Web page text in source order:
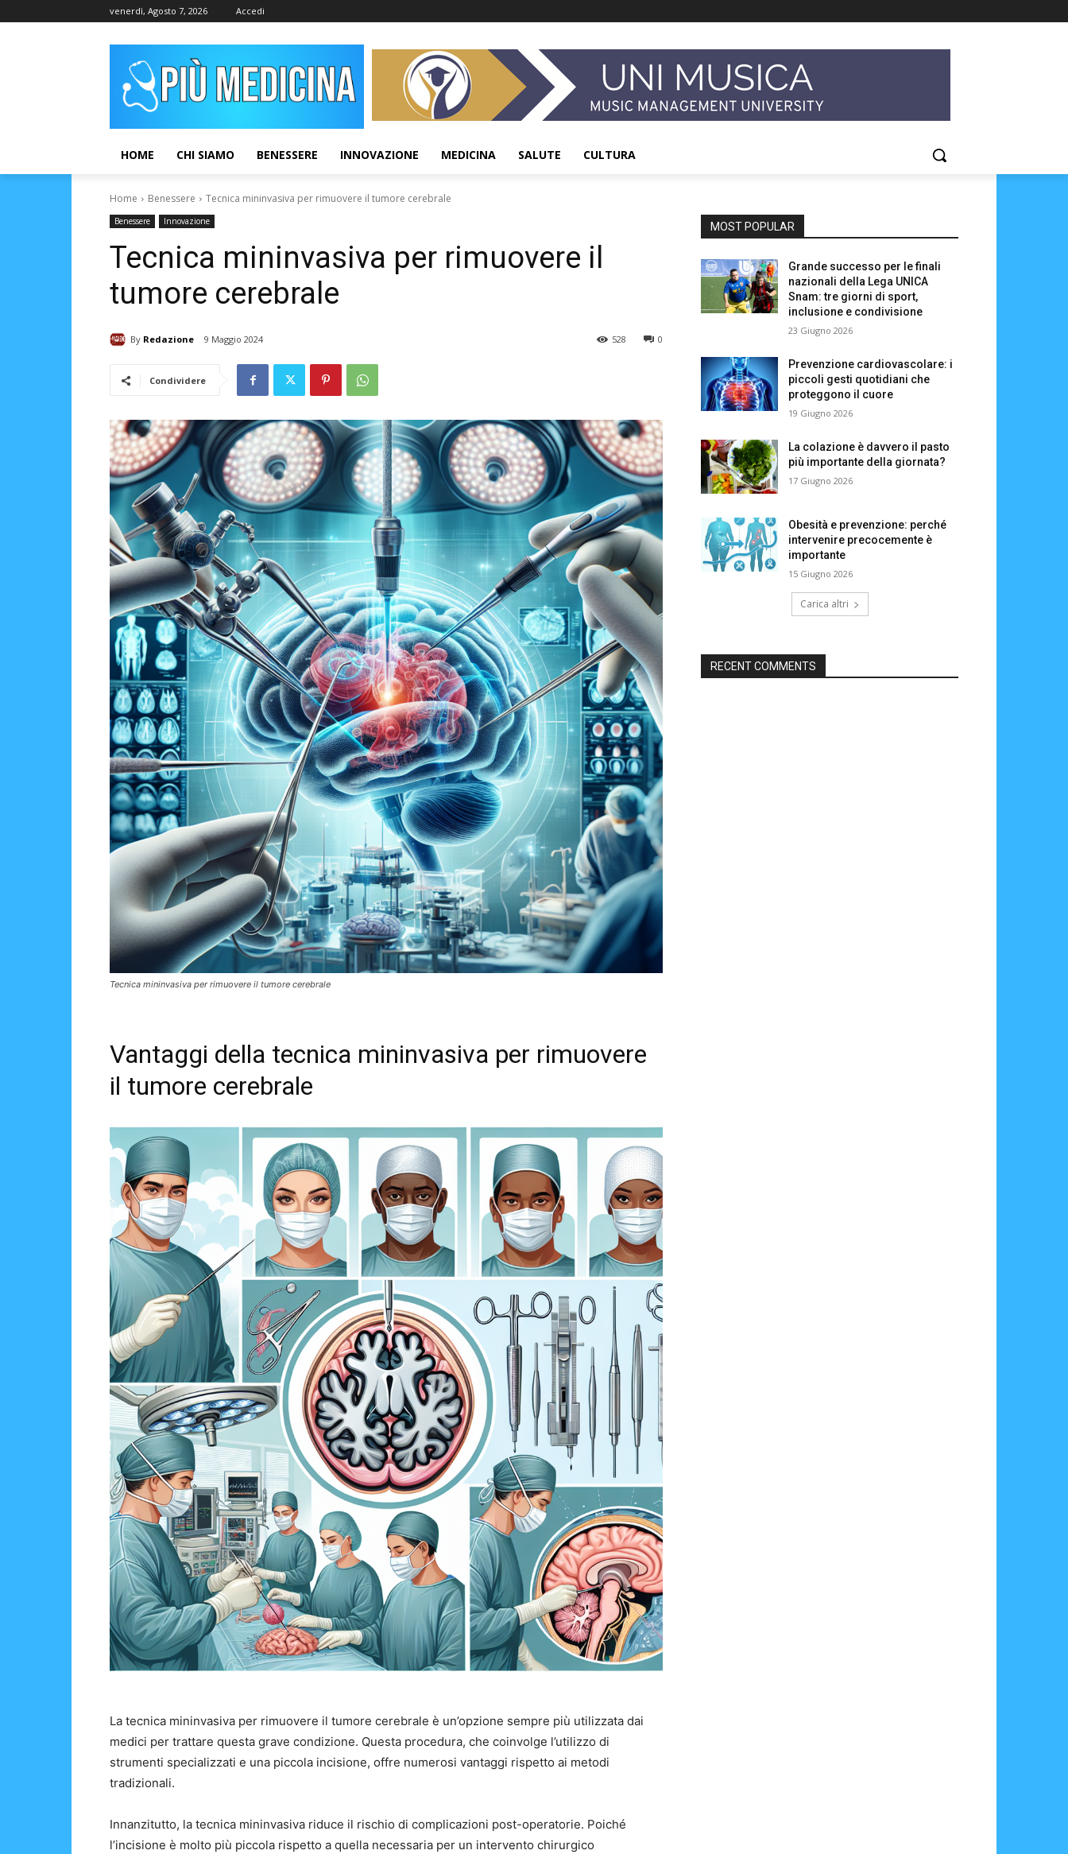
venerdì, Agosto 7, 2026 Accedi
HOME CHI SIAMO BENESSERE INNOVAZIONE MEDICINA SALUTE CULTURA
Home Benessere Tecnica mininvasiva per rimuovere il tumore cerebrale
Benessere Innovazione
Tecnica mininvasiva per rimuovere il
tumore cerebrale
By Redazione 9 Maggio 2024 0
528
Condividere
Tecnica mininvasiva per rimuovere il tumore cerebrale
Vantaggi della tecnica mininvasiva per rimuovere
il tumore cerebrale
La tecnica mininvasiva per rimuovere il tumore cerebrale è un’opzione sempre più utilizzata dai
medici per trattare questa grave condizione. Questa procedura, che coinvolge l’utilizzo di
strumenti specializzati e una piccola incisione, offre numerosi vantaggi rispetto ai metodi
tradizionali.
Innanzitutto, la tecnica mininvasiva riduce il rischio di complicazioni post-operatorie. Poiché
l’incisione è molto più piccola rispetto a quella necessaria per un intervento chirurgico
MOST POPULAR
Grande successo per le finali
nazionali della Lega UNICA
Snam: tre giorni di sport,
inclusione e condivisione
23 Giugno 2026
Prevenzione cardiovascolare: i
piccoli gesti quotidiani che
proteggono il cuore
19 Giugno 2026
La colazione è davvero il pasto
più importante della giornata?
17 Giugno 2026
Obesità e prevenzione: perché
intervenire precocemente è
importante
15 Giugno 2026
Carica altri
RECENT COMMENTS